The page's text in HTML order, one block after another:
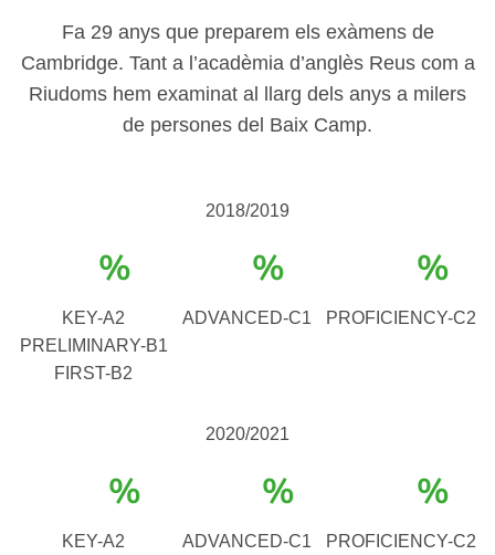
Fa 29 anys que preparem els exàmens de
Cambridge. Tant a l’acadèmia d’anglès Reus com a
Riudoms hem examinat al llarg dels anys a milers
de persones del Baix Camp.
2018/2019
%
KEY-A2
PRELIMINARY-B1
FIRST-B2
%
ADVANCED-C1
%
PROFICIENCY-C2
2020/2021
%
KEY-A2
%
ADVANCED-C1
%
PROFICIENCY-C2